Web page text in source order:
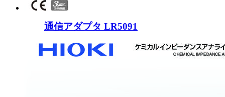
通信アダプタ LR5091